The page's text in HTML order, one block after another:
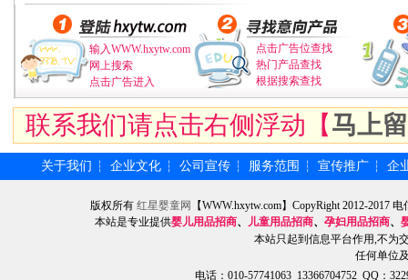
输入WWW.hxytw.com
网上搜索
点击广告进入
点击广告位查找
热门产品查找
根据搜索查找
联系我们请点击右侧浮动【马上
关于我们 ┆ 企业文化 ┆ 公司宣传 ┆ 服务范围 ┆ 宣传推广 ┆ 企
版权所有 红星婴童网
【WWW.hxytw.com】CopyRight 2012-2017
本站是专业提供婴儿用品招商、 儿童用品招商、 孕妇用品招商、
本站只起到信息平台作用,不为
任何单位
电话：010-57741063 13366704752 QQ：